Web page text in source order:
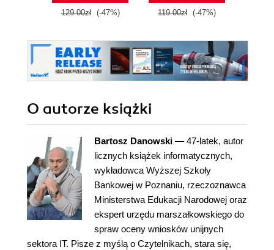
129.00zł (-47%) 119.00zł (-47%)
O autorze książki
Bartosz Danowski — 47-latek, autor
licznych książek informatycznych,
wykładowca Wyższej Szkoły
Bankowej w Poznaniu, rzeczoznawca
Ministerstwa Edukacji Narodowej oraz
ekspert urzędu marszałkowskiego do
spraw oceny wniosków unijnych
sektora IT. Pisze z myślą o Czytelnikach, stara się,